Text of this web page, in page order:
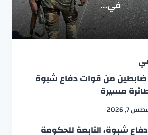
ضابطين من قوات دفاع شبوة
مسيرة
7, 2026
شبوة، التابعة للحكومة